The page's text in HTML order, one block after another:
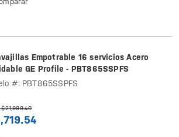
Empotrable 16 servicios Acero
GE Profile - PBT865SSPFS
#: PBT865SSPFS
$21,999.40